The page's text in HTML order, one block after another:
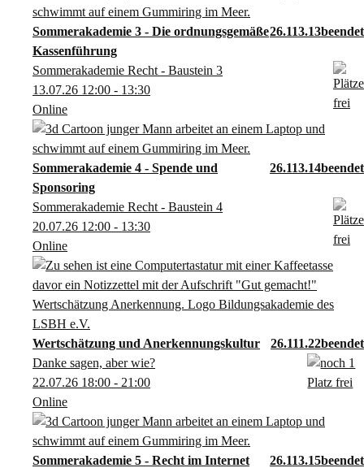
Sommerakademie 3 - Die ordnungsgemäße
Kassenführung
26.113.13
Sommerakademie Recht - Baustein 3
13.07.26 12:00 - 13:30
Online
Sommerakademie 4 - Spende und
Sponsoring
26.113.14
Sommerakademie Recht - Baustein 4
20.07.26 12:00 - 13:30
Online
Wertschätzung und Anerkennungskultur
26.111.22
Danke sagen, aber wie?
22.07.26 18:00 - 21:00
Online
Sommerakademie 5 - Recht im Internet
26.113.15